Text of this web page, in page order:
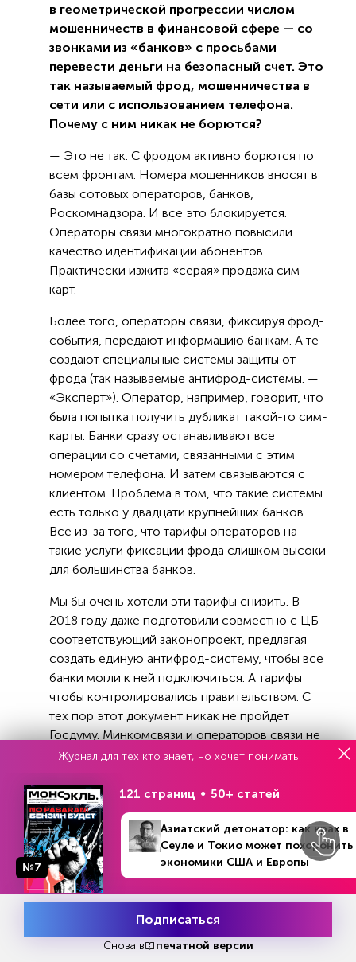
в геометрической прогрессии числом
мошенничеств в финансовой сфере — со
звонками из «банков» с просьбами
перевести деньги на безопасный счет. Это
так называемый фрод, мошенничества в
сети или с использованием телефона.
Почему с ним никак не борются?
— Это не так. С фродом активно борются по
всем фронтам. Номера мошенников вносят в
базы сотовых операторов, банков,
Роскомнадзора. И все это блокируется.
Операторы связи многократно повысили
качество идентификации абонентов.
Практически изжита «серая» продажа сим-
карт.
Более того, операторы связи, фиксируя фрод-
события, передают информацию банкам. А те
создают специальные системы защиты от
фрода (так называемые антифрод-системы. —
«Эксперт»). Оператор, например, говорит, что
была попытка получить дубликат такой-то сим-
карты. Банки сразу останавливают все
операции со счетами, связанными с этим
номером телефона. И затем связываются с
клиентом. Проблема в том, что такие системы
есть только у двадцати крупнейших банков.
Все из-за того, что тарифы операторов на
такие услуги фиксации фрода слишком высоки
для большинства банков.
Мы бы очень хотели эти тарифы снизить. В
2018 году даже подготовили совместно с ЦБ
соответствующий законопроект, предлагая
создать единую антифрод-систему, чтобы все
банки могли к ней подключиться. А тарифы
чтобы контролировались правительством. С
тех пор этот документ никак не пройдет
Госдуму. Минкомсвязи и операторов связи не
устроили наши предложения по тарифам, они
посчитали их слишком низкими.
— Но все-таки почему же, если с фродом
так активно борются, мы фактически
ежедневно продолжаем слышать новости
о несчастных бабушках, которые перевели
все свои накопления на «безопасный
счет»?
Мошенники подменяют номера и делают это
№41 (1315) В номере
Попробовать
Журнал для тех кто знает, но хочет понимать
№7
121 страниц 50+ статей
Азиатский детонатор: как крах в
Сеуле и Токио может похоронить
экономики США и Европы
Подписаться
Снова в печатной версии